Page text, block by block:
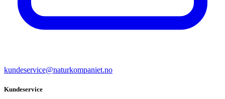
kundeservice@naturkompaniet.no
Kundeservice